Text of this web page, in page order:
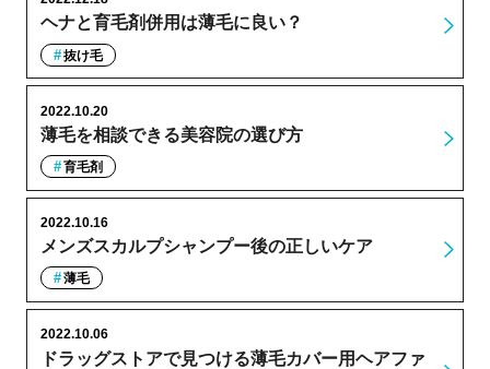
ヘナと育毛剤併用は薄毛に良い？
抜け毛
薄毛を相談できる美容院の選び方
2022.10.20
育毛剤
メンズスカルプシャンプー後の正しいケア
2022.10.16
薄毛
ドラッグストアで見つける薄毛カバー用ヘアファ
2022.10.06